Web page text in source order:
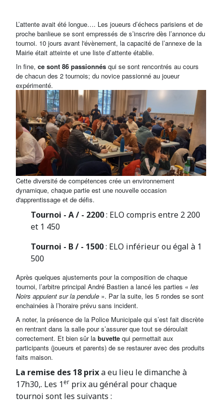
L’attente avait été longue…. Les joueurs d’échecs parisiens et de
proche banlieue se sont empressés de s’inscrire dès l’annonce du
tournoi. 10 jours avant l'évènement, la capacité de l’annexe de la
Mairie était atteinte et une liste d’attente établie.
In fine, ce sont 86 passionnés qui se sont rencontrés au cours
de chacun des 2 tournois; du novice passionné au joueur
expérimenté.
Cette diversité de compétences crée un environnement
dynamique, chaque partie est une nouvelle occasion
d'apprentissage et de défis.
Tournoi - A / - 2200: ELO compris entre 2 200
et 1 450
Tournoi - B / - 1500: ELO inférieur ou égal à 1
500
Après quelques ajustements pour la composition de chaque
tournoi, l’arbitre principal André Bastien a lancé les parties « les
Noirs appuient sur la pendule ». Par la suite, les 5 rondes se sont
enchainées à l’horaire prévu sans incident.
A noter, la présence de la Police Municipale qui s’est fait discrète
en rentrant dans la salle pour s’assurer que tout se déroulait
correctement. Et bien sûr la buvette qui permettait aux
participants (joueurs et parents) de se restaurer avec des produits
faits maison.
La remise des 18 prixa eu lieu le dimanche à
17h30,. Les 1er prix au général pour chaque
tournoi sont les suivants :